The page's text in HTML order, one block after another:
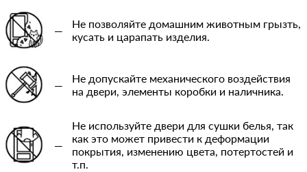
—
Не позволяйте домашним животным грызть,
кусать и царапать изделия.
—
Не допускайте механического воздействия
на двери, элементы коробки и наличника.
—
Не используйте двери для сушки белья, так
как это может привести к деформации
покрытия, изменению цвета, потертостей и
т.п.